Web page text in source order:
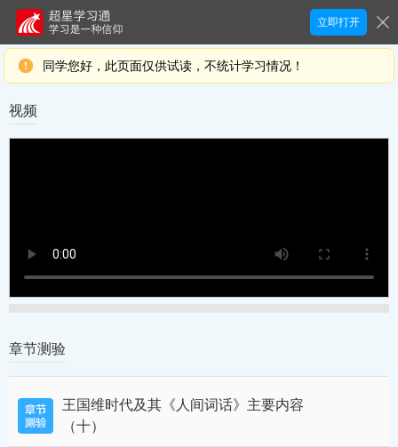
立即打开
同学您好，此页面仅供试读，不统计学习情况！
视频
章节测验